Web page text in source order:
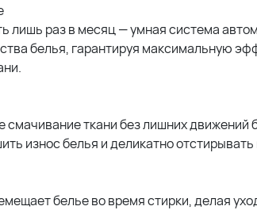
раз в месяц — умная система
белья, гарантируя максимальную
ткани без лишних движений
износ белья и деликатно отстирывать
белье во время стирки, делая